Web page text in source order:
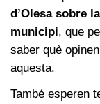
d’Olesa sobre
municipi, que
saber què
aquesta.
També esperen